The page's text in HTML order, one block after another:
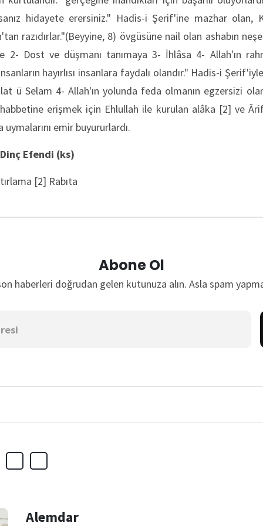
hidayete erersiniz." Hadis-i Şerif'ine mazhar olan,
razıdırlar."(Beyyine, 8) övgüsüne nail olan ashabın
2- Dost ve düşmanı tanımaya 3- İhlâsa 4- Allah'ın
hayırlısı insanlara faydalı olandır." Hadis-i
ü Selam 4- Allah'ın yolunda feda olmanın egzersizi
erişmek için Ehlullah ile kurulan alâka [2] ve
uymalarını emir buyururlardı.
Efendi (ks)
[2] Rabıta
Abone Ol
haberleri doğrudan gelen kutunuza alın. Asla spam
Alemdar